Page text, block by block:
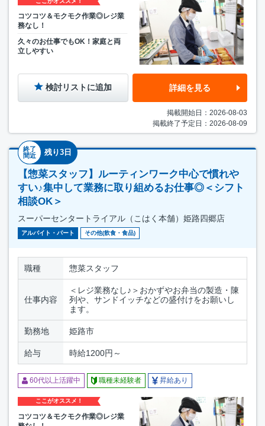
コツコツ＆モクモク作業◎レジ業
務なし！
久々のお仕事でもOK！家庭と両
立しやすい
検討リストに追加 詳細を見る
掲載開始日：2026-08-03
掲載終了予定日：2026-08-09
終了
間近
残り3日
【惣菜スタッフ】ルーティンワーク中心で慣れや
すい♪集中して業務に取り組めるお仕事◎＜シフト
相談OK＞
スーパーセンタートライアル（こはく本舗）姫路四郷店
アルバイト・パート その他(飲食・食品)
職種 惣菜スタッフ
仕事内容
＜レジ業務なし♪＞おかずやお弁当の製造・陳
列や、サンドイッチなどの盛付けをお願いし
ます。
勤務地 姫路市
給与 時給1200円～
60代以上活躍中 職種未経験者 昇給あり
ここがオススメ！
コツコツ＆モクモク作業◎レジ業